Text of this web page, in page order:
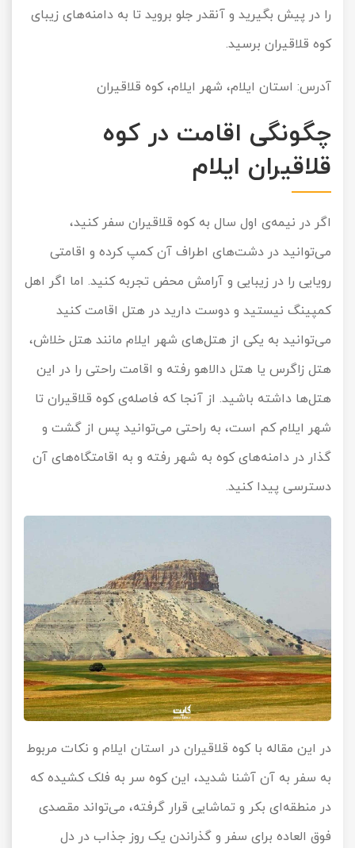
را در پیش بگیرید و آنقدر جلو بروید تا به دامنه‌های زیبای
کوه قلاقیران برسید.
آدرس: استان ایلام، شهر ایلام، کوه قلاقیران
چگونگی اقامت در کوه
قلاقیران ایلام
اگر در نیمه‌ی اول سال به کوه قلاقیران سفر کنید،
می‌توانید در دشت‌های اطراف آن کمپ کرده و اقامتی
رویایی را در زیبایی و آرامش محض تجربه کنید. اما اگر اهل
کمپینگ نیستید و دوست دارید در هتل اقامت کنید
می‌توانید به یکی از هتل‌های شهر ایلام مانند هتل خلاش،
هتل زاگرس یا هتل دالاهو رفته و اقامت راحتی را در این
هتل‌ها داشته باشید. از آنجا که فاصله‌ی کوه قلاقیران تا
شهر ایلام کم است، به راحتی می‌توانید پس از گشت و
گذار در دامنه‌های کوه به شهر رفته و به اقامتگاه‌های آن
دسترسی پیدا کنید.
در این مقاله با کوه قلاقیران در استان ایلام و نکات مربوط
به سفر به آن آشنا شدید، این کوه سر به فلک کشیده که
در منطقه‌ای بکر و تماشایی قرار گرفته، می‌تواند مقصدی
فوق العاده برای سفر و گذراندن یک روز جذاب در دل